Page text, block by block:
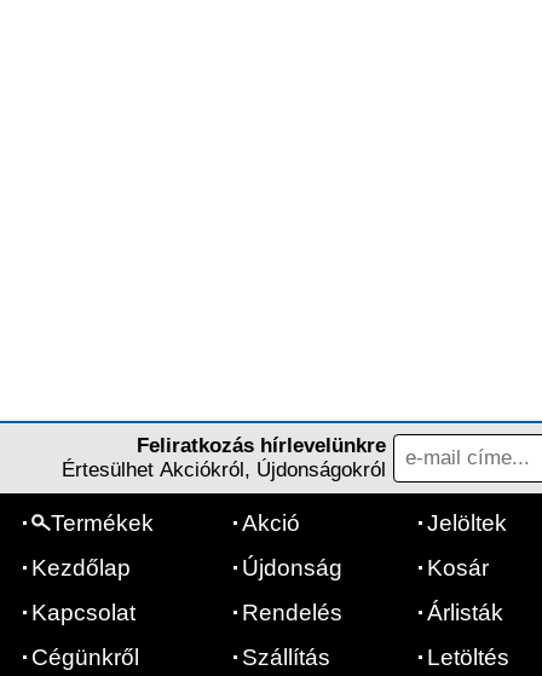
Feliratkozás hírlevelünkre
Értesülhet Akciókról, Újdonságokról
Termékek
Kezdőlap
Kapcsolat
Cégünkről
Akció
Újdonság
Rendelés
Szállítás
Jelöltek
Kosár
Árlisták
Letöltés